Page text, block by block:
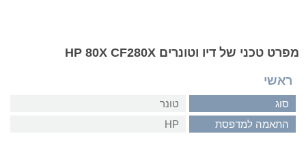
מפרט טכני של דיו וטונרים HP 80X CF280X
ראשי
סוג
טונר
התאמה למדפסת
HP